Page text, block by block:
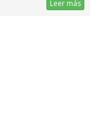
Leer más